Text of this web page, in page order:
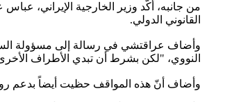
من جانبه، أكّد وزير الخارجية الإيراني،
القانوني الدولي.
وأضاف عراقتشي في رسالة إلى مسؤولة
النووي، "لكن بشرط أن تبدي الأطراف الأخرى
وأضاف أنّ هذه المواقف حظيت أيضاً بدعم روسيا